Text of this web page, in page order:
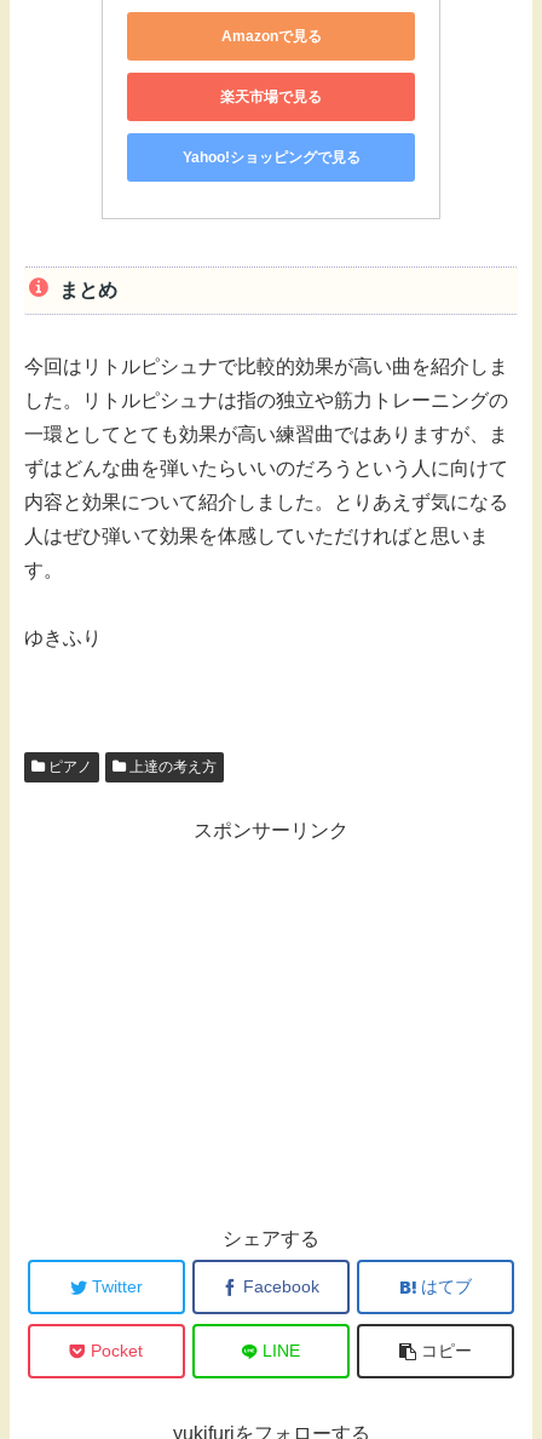
Amazonで見る
楽天市場で見る
Yahoo!ショッピングで見る
まとめ
今回はリトルピシュナで比較的効果が高い曲を紹介しま
した。リトルピシュナは指の独立や筋力トレーニングの
一環としてとても効果が高い練習曲ではありますが、ま
ずはどんな曲を弾いたらいいのだろうという人に向けて
内容と効果について紹介しました。とりあえず気になる
人はぜひ弾いて効果を体感していただければと思いま
す。
ゆきふり
ピアノ 上達の考え方
スポンサーリンク
シェアする
Twitter Facebook はてブ
Pocket LINE コピー
yukifuriをフォローする